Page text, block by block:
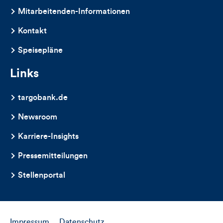
dieses
Artikels
Mitarbeitenden-Informationen
Kontakt
Speisepläne
Links
targobank.de
Newsroom
Karriere-Insights
Pressemitteilungen
Stellenportal